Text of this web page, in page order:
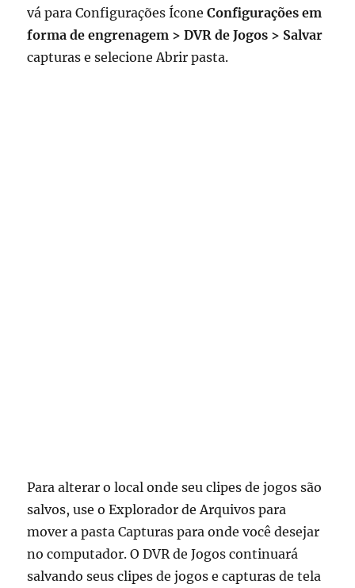
vá para Configurações ÍconeConfigurações em
forma de engrenagem > DVR de Jogos > Salvar
capturas e selecione Abrir pasta.
Para alterar o local onde seu clipes de jogos são
salvos, use o Explorador de Arquivos para
mover a pasta Capturas para onde você desejar
no computador. O DVR de Jogos continuará
salvando seus clipes de jogos e capturas de tela